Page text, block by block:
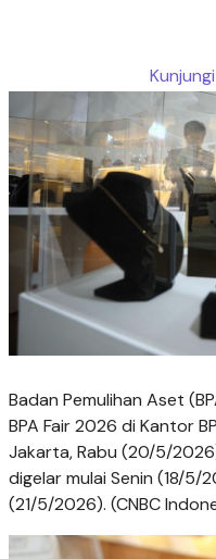
Badan Pemulihan Aset
BPA Fair 2026 di Kantor
Jakarta, Rabu (20/5/
digelar mulai Senin (18/5/
(21/5/2026). (CNBC